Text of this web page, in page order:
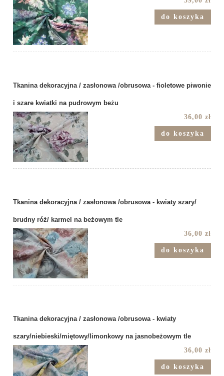
do koszyka
Tkanina dekoracyjna / zasłonowa /obrusowa - fioletowe piwonie
i szare kwiatki na pudrowym beżu
36,00 zł
do koszyka
Tkanina dekoracyjna / zasłonowa /obrusowa - kwiaty szary/
brudny róż/ karmel na beżowym tle
36,00 zł
do koszyka
Tkanina dekoracyjna / zasłonowa /obrusowa - kwiaty
szary/niebieski/miętowy/limonkowy na jasnobeżowym tle
36,00 zł
do koszyka